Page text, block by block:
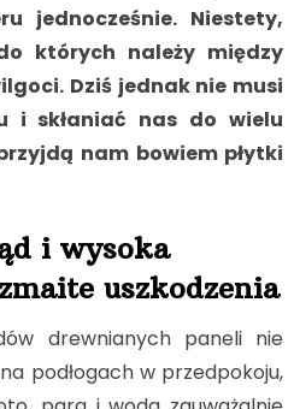
jednocześnie. Niestety,
których należy między
Dziś jednak nie musi
i skłaniać nas do wielu
nam bowiem płytki
i wysoka
uszkodzenia
drewnianych paneli nie
podłogach w przedpokoju,